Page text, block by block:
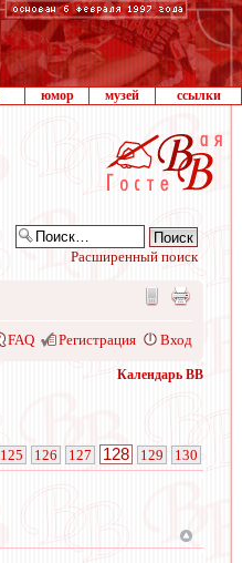
юмор музей ссылки
Расширенный поиск
FAQ Регистрация Вход
Календарь ВВ
125 126 127 128 129 130